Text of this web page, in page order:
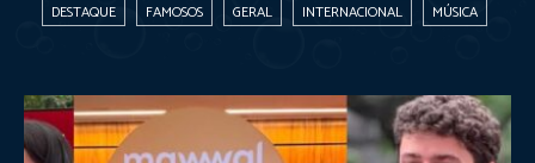
DESTAQUE FAMOSOS GERAL INTERNACIONAL MÚSICA